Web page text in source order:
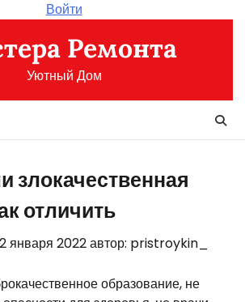
Войти
Ремонта
Уютный Дом
злокачественная
отличить
января 2022автор: pristroykin_
образование, не